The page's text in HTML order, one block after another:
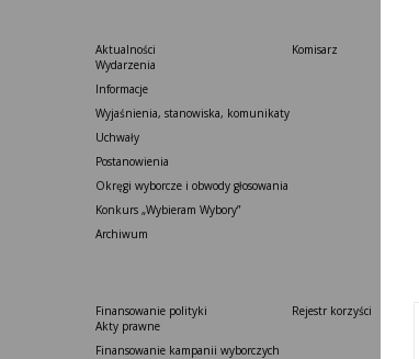
Aktualności
Wydarzenia
Informacje
Wyjaśnienia, stanowiska, komunikaty
Uchwały
Postanowienia
Okręgi wyborcze i obwody głosowania
Konkurs „Wybieram Wybory”
Archiwum
Komisarz
Finansowanie polityki
Akty prawne
Finansowanie kampanii wyborczych
Rejestr korzyści